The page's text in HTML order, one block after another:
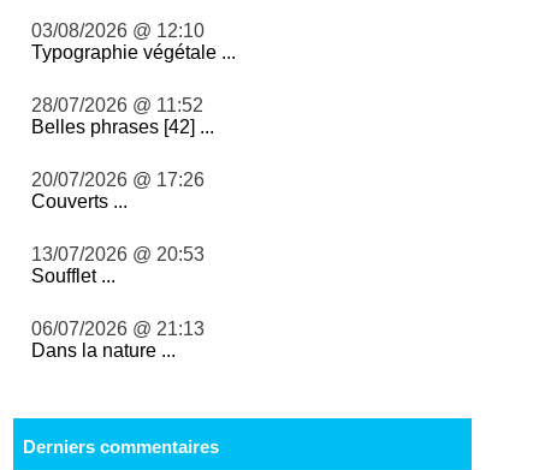
03/08/2026 @ 12:10
Typographie végétale ...
28/07/2026 @ 11:52
Belles phrases [42] ...
20/07/2026 @ 17:26
Couverts ...
13/07/2026 @ 20:53
Soufflet ...
06/07/2026 @ 21:13
Dans la nature ...
Derniers commentaires